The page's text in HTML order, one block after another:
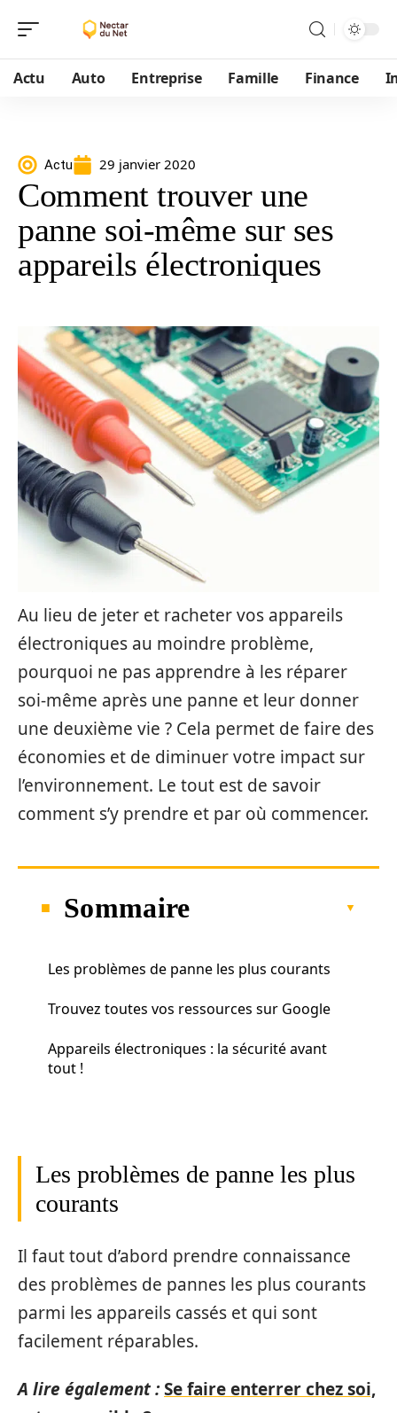
Actu Auto Entreprise Famille Finance
Actu 29 janvier 2020
Comment trouver une
panne soi-même sur ses
appareils électroniques
Au lieu de jeter et racheter vos appareils
électroniques au moindre problème,
pourquoi ne pas apprendre à les réparer
soi-même après une panne et leur donner
une deuxième vie ? Cela permet de faire des
économies et de diminuer votre impact sur
l’environnement. Le tout est de savoir
comment s’y prendre et par où commencer.
Sommaire
Les problèmes de panne les plus courants
Trouvez toutes vos ressources sur Google
Appareils électroniques : la sécurité avant
tout !
Les problèmes de panne les plus
courants
Il faut tout d’abord prendre connaissance
des problèmes de pannes les plus courants
parmi les appareils cassés et qui sont
facilement réparables.
A lire également :Se faire enterrer chez soi,